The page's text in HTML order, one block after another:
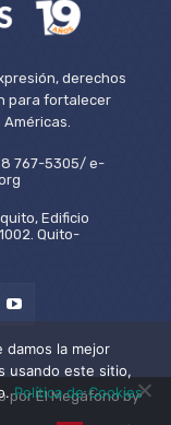
derechos
para fortalecer
767-5305/ e-
Edificio
Quito-
por El Megáfono by
damos la mejor
usando este sitio,
Política de Cookies